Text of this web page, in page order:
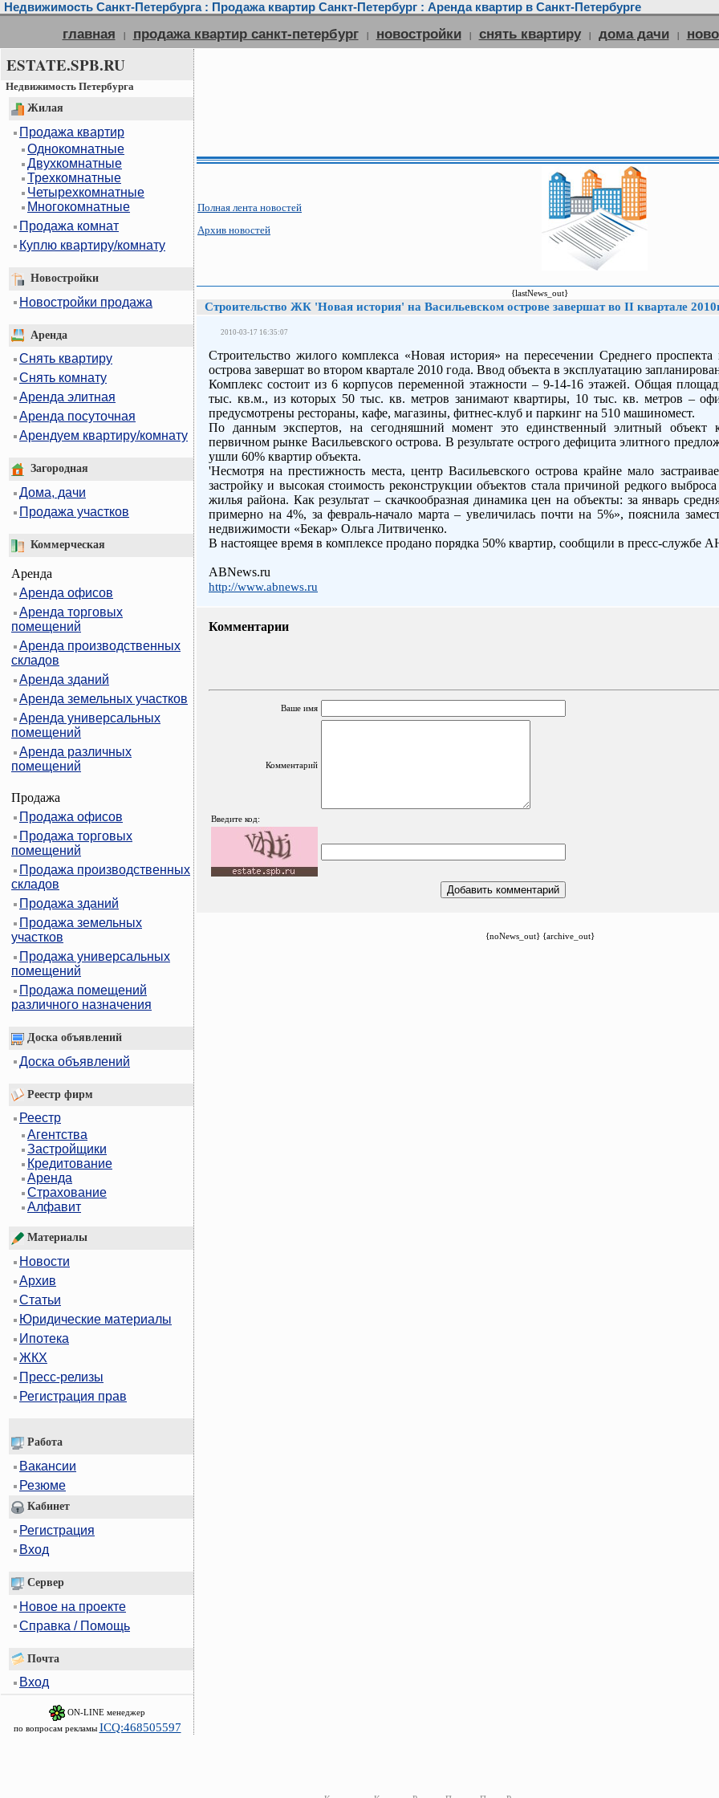
Недвижимость Санкт-Петербурга : Продажа квартир Санкт-Петербург : Аренда квартир в Санкт-Петербурге
главная | продажа квартир санкт-петербург | новостройки | снять квартиру | дома дачи |
ESTATE.SPB.RU
Недвижимость Петербурга
Жилая
Продажа квартир
Однокомнатные
Двухкомнатные
Трехкомнатные
Четырехкомнатные
Многокомнатные
Продажа комнат
Куплю квартиру/комнату
Новостройки
Новостройки продажа
Аренда
Снять квартиру
Снять комнату
Аренда элитная
Аренда посуточная
Арендуем квартиру/комнату
Загородная
Дома, дачи
Продажа участков
Коммерческая
Аренда
Аренда офисов
Аренда торговых
помещений
Аренда производственных
складов
Аренда зданий
Аренда земельных участков
Аренда универсальных
помещений
Аренда различных
помещений
Продажа
Продажа офисов
Продажа торговых
помещений
Продажа производственных
складов
Продажа зданий
Продажа земельных
участков
Продажа универсальных
помещений
Продажа помещений
различного назначения
Доска объявлений
Доска объявлений
Реестр фирм
Реестр
Агентства
Застройщики
Кредитование
Аренда
Страхование
Алфавит
Материалы
Новости
Архив
Статьи
Юридические материалы
Ипотека
ЖКХ
Пресс-релизы
Регистрация прав
Работа
Вакансии
Резюме
Кабинет
Регистрация
Вход
Сервер
Новое на проекте
Справка / Помощь
Почта
Вход
ON-LINE менеджер
по вопросам рекламы ICQ:468505597
Полная лента новостей
Архив новостей
{lastNews_out}
Строительство ЖК 'Новая история' на Васильевском острове завершат во II квартале
2010-03-17 16:35:07
Строительство жилого комплекса «Новая история» на пересечении Среднего
острова завершат во втором квартале 2010 года. Ввод объекта в эксплуатацию
Комплекс состоит из 6 корпусов переменной этажности – 9-14-16 этажей. Общая
тыс. кв.м., из которых 50 тыс. кв. метров занимают квартиры, 10 тыс. кв. метров –
предусмотрены рестораны, кафе, магазины, фитнес-клуб и паркинг на 510 машиномест.
По данным экспертов, на сегодняшний момент это единственный элитный объект
первичном рынке Васильевского острова. В результате острого дефицита элитного
ушли 60% квартир объекта.
'Несмотря на престижность места, центр Васильевского острова крайне мало
застройку и высокая стоимость реконструкции объектов стала причиной редкого
жилья района. Как результат – скачкообразная динамика цен на объекты: за январь
примерно на 4%, за февраль-начало марта – увеличилась почти на 5%», пояснила
недвижимости «Бекар» Ольга Литвиченко.
В настоящее время в комплексе продано порядка 50% квартир, сообщили в пресс-службе
ABNews.ru
http://www.abnews.ru
Комментарии
Ваше имя
Комментарий
Введите код:
{noNews_out} {archive_out}